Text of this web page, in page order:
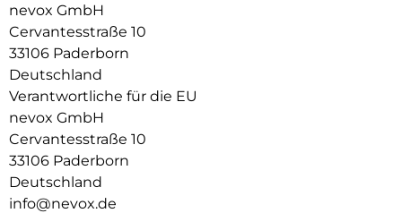
Das Display ist durch die seitlichen Flanken geschützt.
Durch das verwendete Material ist diese komplett
Transparent und bringt jegliche Farbe des Smartphones,
passend zur Geltung.
Die Anschlüsse, Knöpfe und Kamera bleiben voll zugänglich.
Hochwertiges Schmutzabweisendes Material und
Schockproof durch eingearbeitete Luftpolster in den Ecken.
nevox GmbH
Cervantesstraße 10
33106 Paderborn
Deutschland
Verantwortliche für die EU
nevox GmbH
Cervantesstraße 10
33106 Paderborn
Deutschland
info@nevox.de